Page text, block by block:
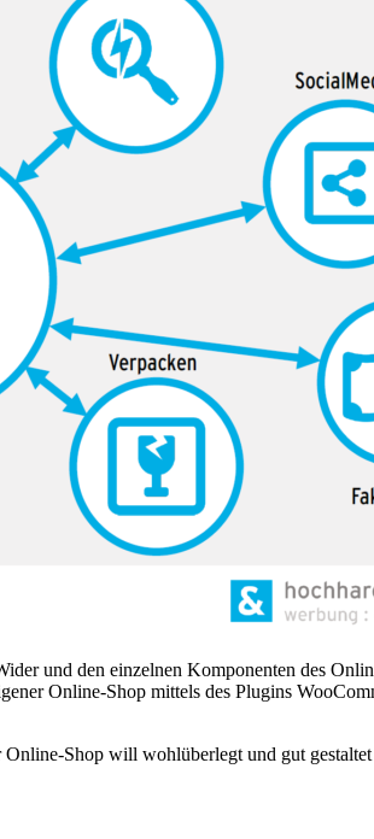
und den einzelnen Komponenten des
Online-Shop mittels des Plugins
Shop will wohlüberlegt und gut